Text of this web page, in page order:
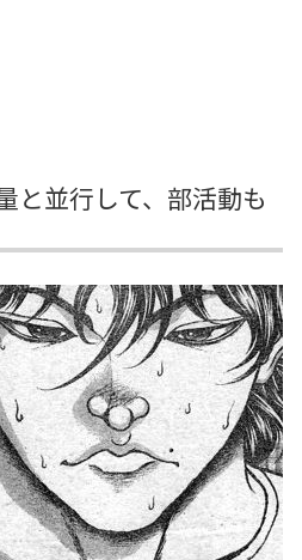
と並行して、部活動も